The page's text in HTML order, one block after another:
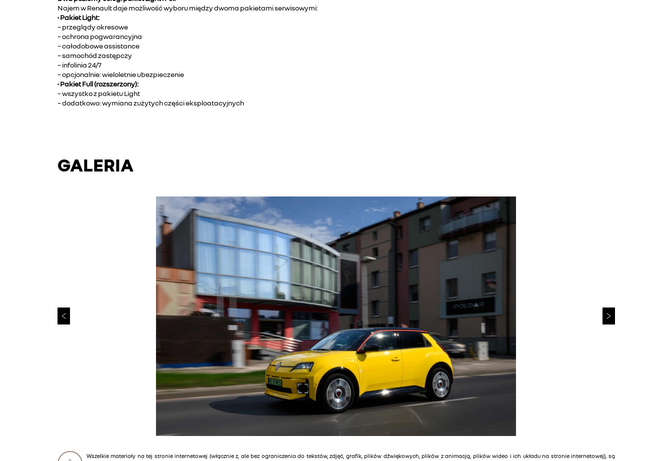
Najem w Renault daje możliwość wyboru między dwoma pakietami serwisowymi:
• Pakiet Light:
– przeglądy okresowe
– ochrona pogwarancyjna
– całodobowe assistance
– samochód zastępczy
– infolinia 24/7
– opcjonalnie: wieloletnie ubezpieczenie
• Pakiet Full (rozszerzony):
– wszystko z pakietu Light
– dodatkowo: wymiana zużytych części eksploatacyjnych
GALERIA
Wszelkie materiały na tej stronie internetowej (włącznie z, ale bez ograniczenia do tekstów, zdjęć, grafik, plików dźwiękowych, plików z animacją, plików wideo i ich układu na stronie internetowej), są